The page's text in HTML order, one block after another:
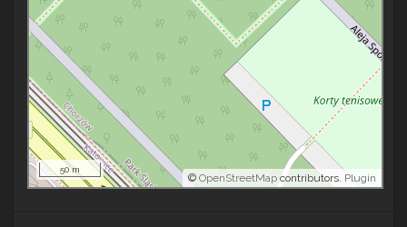
© OpenStreetMap contributors. Plugin
50 m